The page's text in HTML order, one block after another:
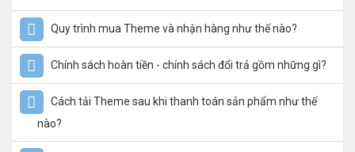
Quy trình mua Theme và nhận hàng như thế nào?
Chính sách hoàn tiền - chính sách đổi trả gồm những gì?
Cách tải Theme sau khi thanh toán sản phẩm như thế
nào?